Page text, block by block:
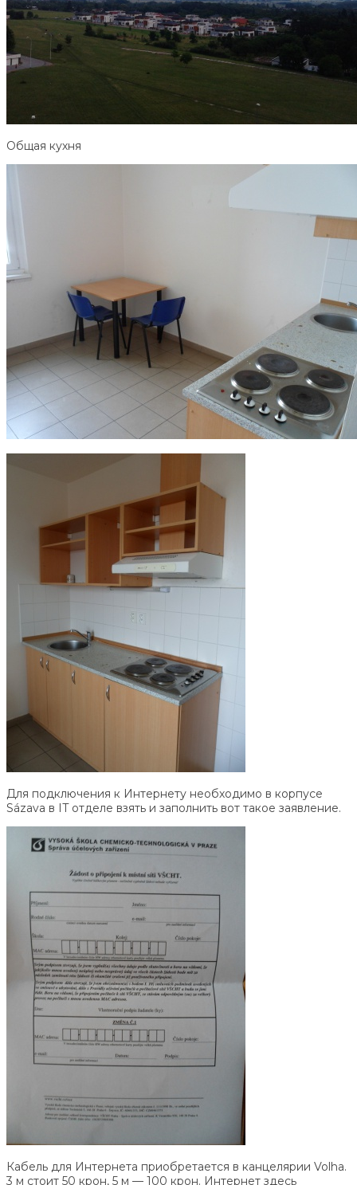
Общая кухня
Для подключения к Интернету необходимо в корпусе
Sázava в IT отделе взять и заполнить вот такое заявление.
Кабель для Интернета приобретается в канцелярии Volha.
3 м стоит 50 крон, 5 м — 100 крон. Интернет здесь